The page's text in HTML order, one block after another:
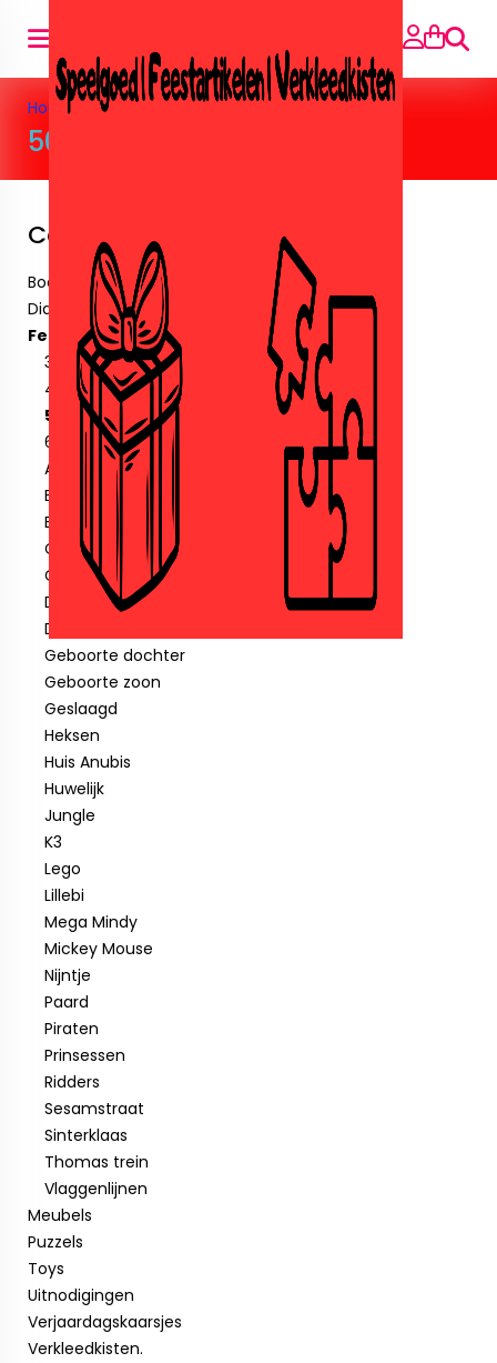
Search
Home » Feestartikelen» 50 jaar
50 jaar
Categories
Boeken
Diamant paintingen.
Feestartikelen
30 Jaar
40 jaar
50 jaar
60 jaar
Amika
Ballonnen
Blauwe piraat
Cars
Clown
Diverse feestartikelen
Donald Duck
Geboorte dochter
Geboorte zoon
Geslaagd
Heksen
Huis Anubis
Huwelijk
Jungle
K3
Lego
Lillebi
Mega Mindy
Mickey Mouse
Nijntje
Paard
Piraten
Prinsessen
Ridders
Sesamstraat
Sinterklaas
Thomas trein
Vlaggenlijnen
Meubels
Puzzels
Toys
Uitnodigingen
Verjaardagskaarsjes
Verkleedkisten.